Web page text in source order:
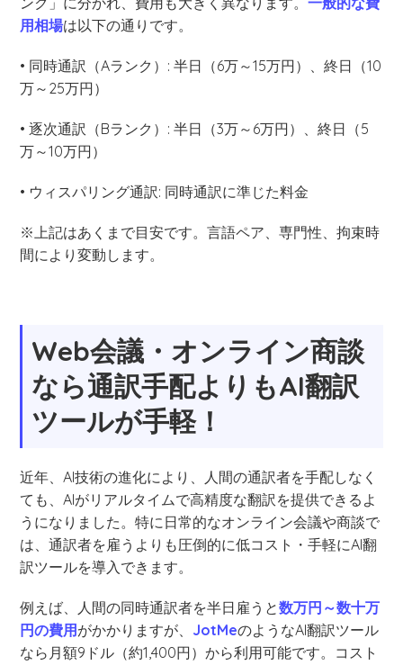
用相場は以下の通りです。
• 同時通訳（Aランク）: 半日（6万～15万円）、終日（10
万～25万円）
• 逐次通訳（Bランク）: 半日（3万～6万円）、終日（5
万～10万円）
• ウィスパリング通訳: 同時通訳に準じた料金
※上記はあくまで目安です。言語ペア、専門性、拘束時
間により変動します。
Web会議・オンライン商談
なら通訳手配よりもAI翻訳
ツールが手軽！
近年、AI技術の進化により、人間の通訳者を手配しなく
ても、AIがリアルタイムで高精度な翻訳を提供できるよ
うになりました。特に日常的なオンライン会議や商談で
は、通訳者を雇うよりも圧倒的に低コスト・手軽にAI翻
訳ツールを導入できます。
例えば、人間の同時通訳者を半日雇うと数万円～数十万
円の費用 がかかりますが、 JotMeのようなAI翻訳ツール
なら月額9ドル（約1,400円）から利用可能です。コスト